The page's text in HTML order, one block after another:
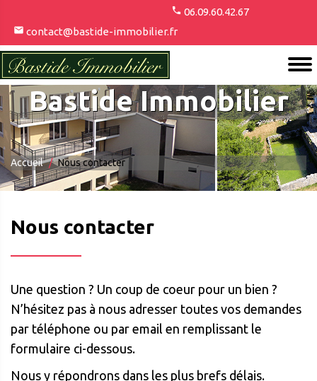
06.09.60.42.67
contact@bastide-immobilier.fr
Bastide Immobilier
Accueil Nous contacter
Nous contacter
Une question ? Un coup de coeur pour un bien ?
N’hésitez pas à nous adresser toutes vos demandes
par téléphone ou par email en remplissant le
formulaire ci-dessous.
Nous y répondrons dans les plus brefs délais.